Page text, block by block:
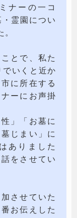
ナーの一コ
霊園につい
とで、私た
でいくと近か
に所在する
ーにお声掛
」「お墓に
じまい」に
ありました
をさせてい
させていた
お伝えした